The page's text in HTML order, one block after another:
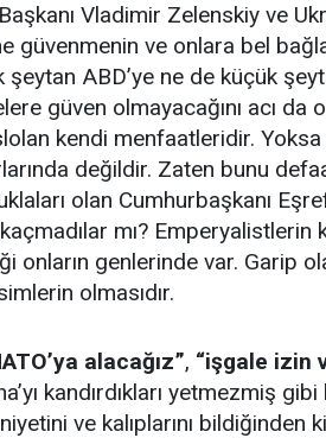
Vladimir Zelenskiy ve
güvenmenin ve onlara bel
ABD’ye ne de küçük
güven olmayacağını acı
kendi menfaatleridir. Yoksa
değildir. Zaten bunu
olan Cumhurbaşkanı
mı? Emperyalistlerin
onların genlerinde var. Garip
olmasıdır.
alacağız”, “işgale izin
kandırdıkları yetmezmiş gibi
niyetini ve kalıplarını